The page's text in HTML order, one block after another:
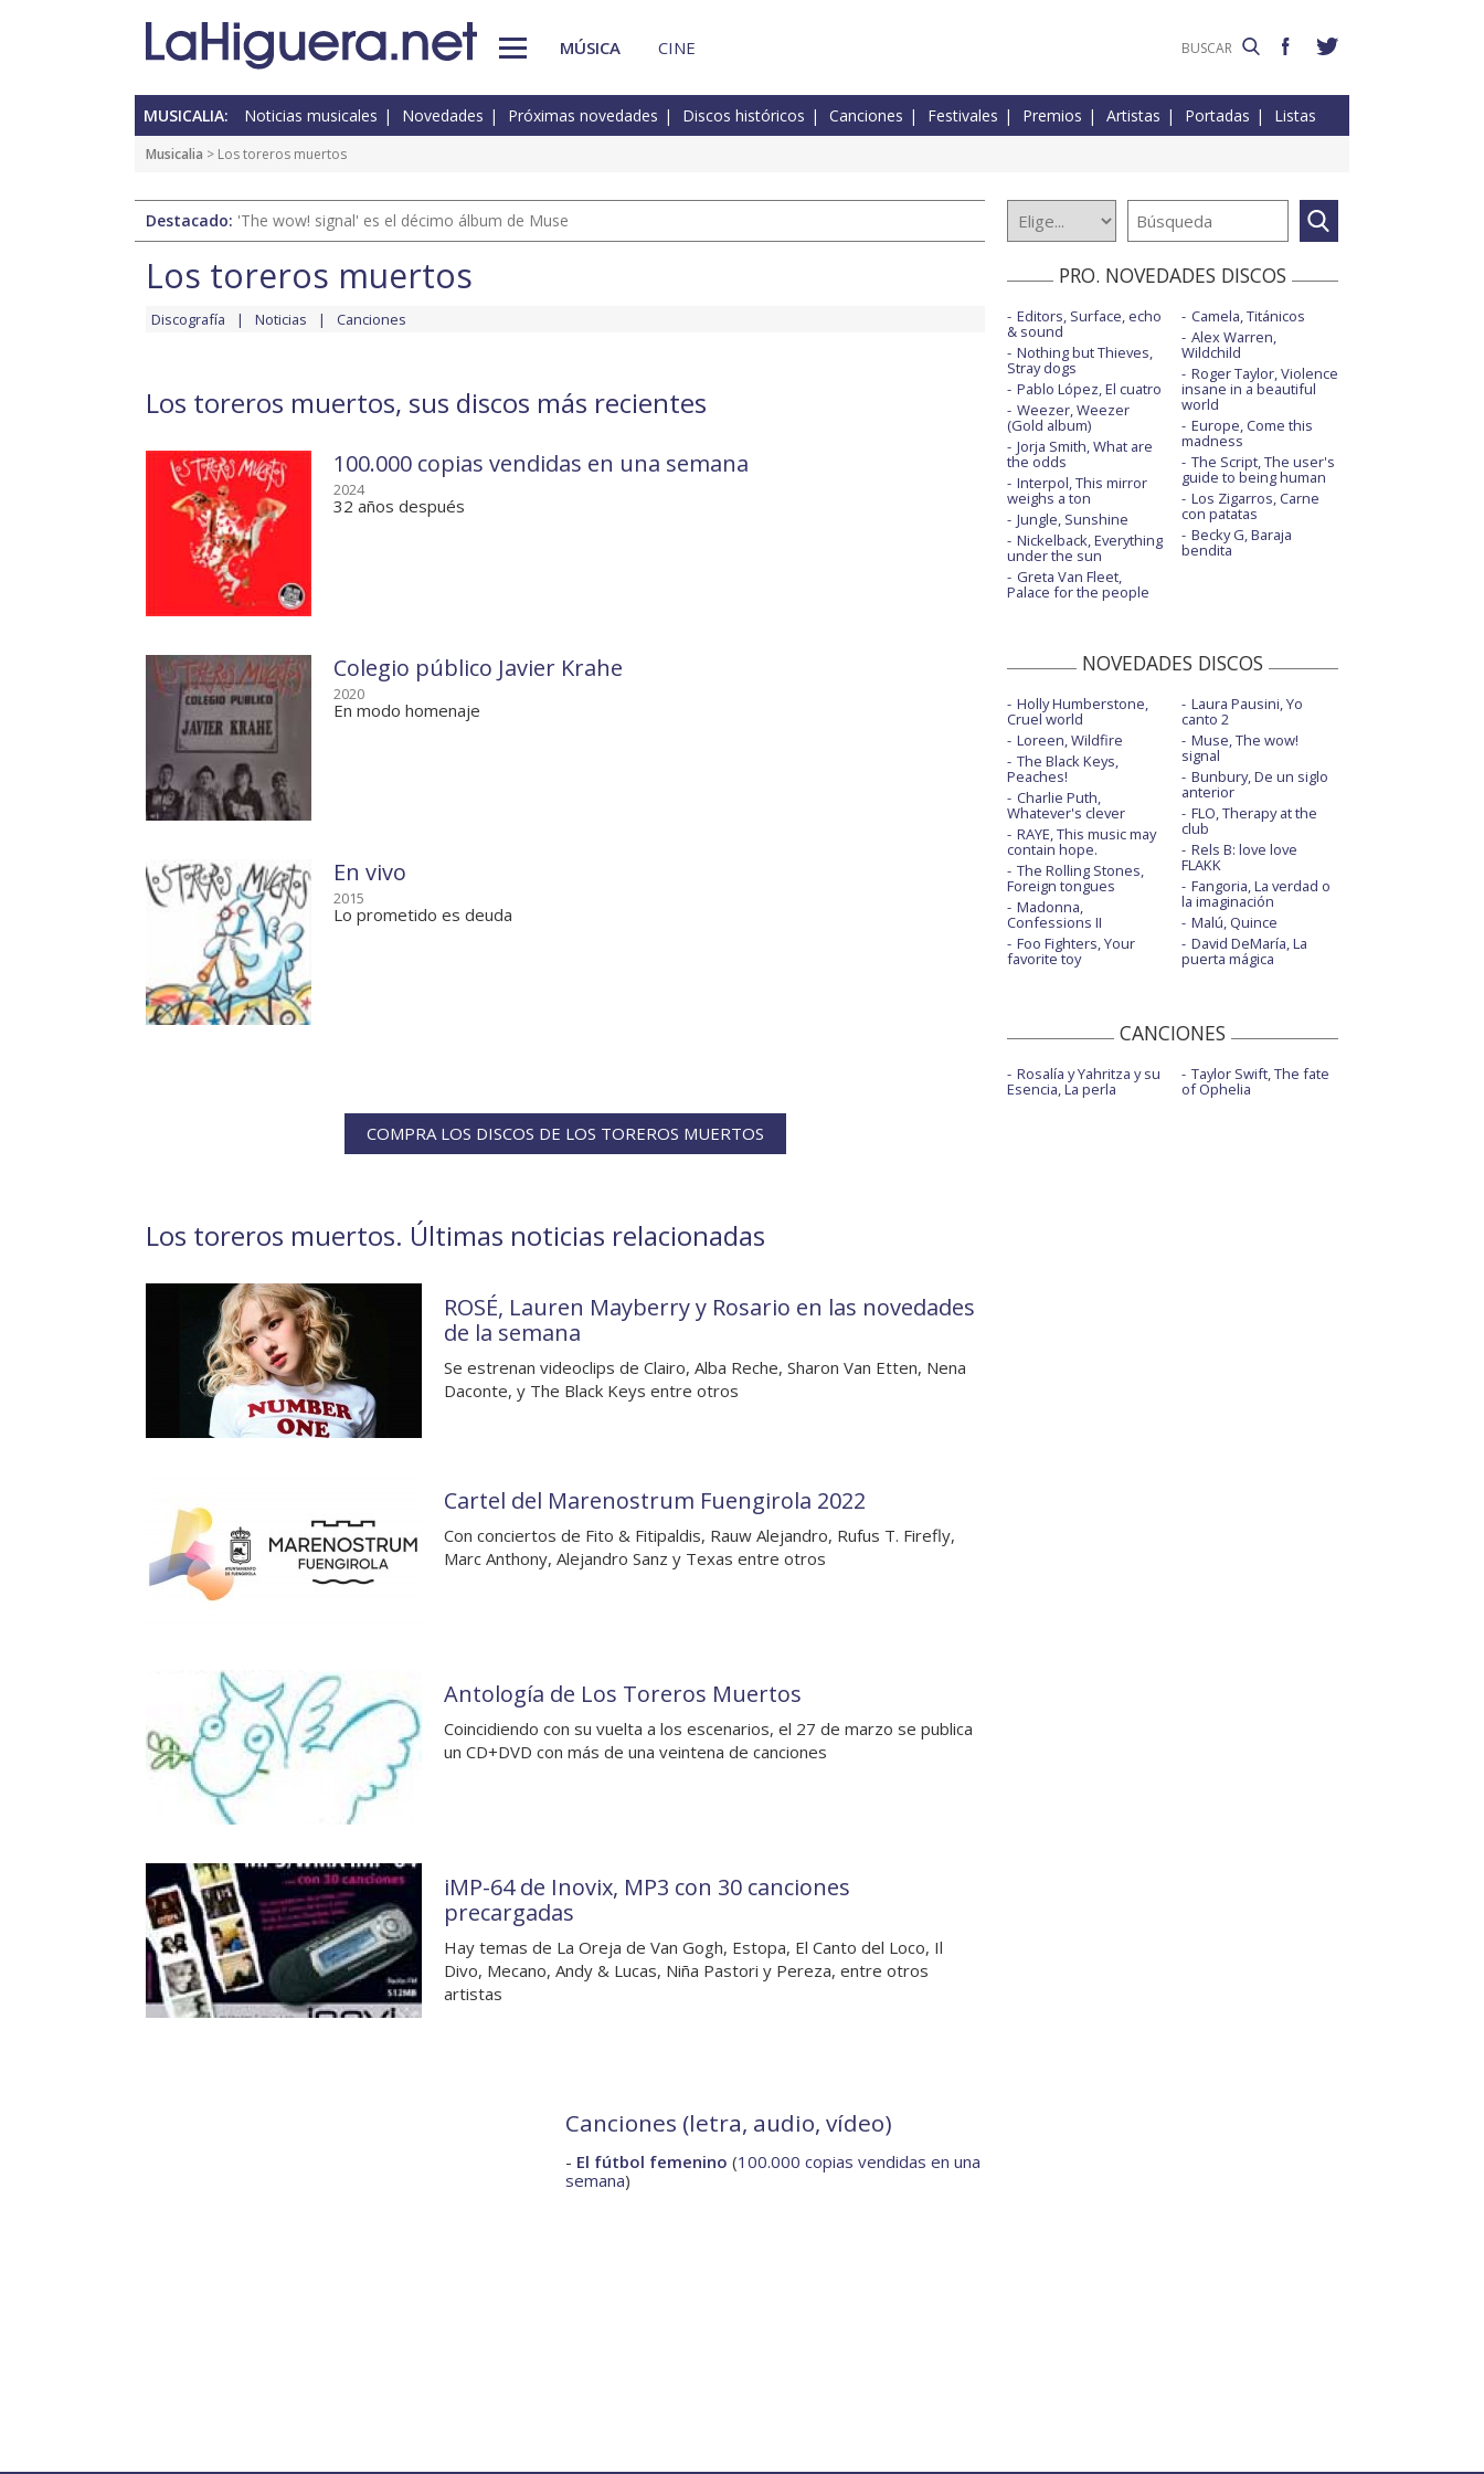
MÚSICA CINE
MUSICALIA: Noticias musicales Novedades Próximas novedades Discos históricos Canciones Festivales Premios Artistas Portadas Listas
Musicalia > Los toreros muertos
Destacado: 'The wow! signal' es el décimo álbum de Muse
Los toreros muertos
Discografía Noticias Canciones
Los toreros muertos, sus discos más recientes
100.000 copias vendidas en una semana
2024
32 años después
Colegio público Javier Krahe
2020
En modo homenaje
En vivo
2015
Lo prometido es deuda
COMPRA LOS DISCOS DE LOS TOREROS MUERTOS
Los toreros muertos. Últimas noticias relacionadas
ROSÉ, Lauren Mayberry y Rosario en las novedades
de la semana
Se estrenan videoclips de Clairo, Alba Reche, Sharon Van Etten, Nena
Daconte, y The Black Keys entre otros
Cartel del Marenostrum Fuengirola 2022
Con conciertos de Fito & Fitipaldis, Rauw Alejandro, Rufus T. Firefly,
Marc Anthony, Alejandro Sanz y Texas entre otros
Antología de Los Toreros Muertos
Coincidiendo con su vuelta a los escenarios, el 27 de marzo se publica
un CD+DVD con más de una veintena de canciones
iMP-64 de Inovix, MP3 con 30 canciones
precargadas
Hay temas de La Oreja de Van Gogh, Estopa, El Canto del Loco, Il
Divo, Mecano, Andy & Lucas, Niña Pastori y Pereza, entre otros
artistas
Canciones (letra, audio, vídeo)
- El fútbol femenino (100.000 copias vendidas en una
semana)
PRO. NOVEDADES DISCOS
Editors, Surface, echo
& sound
Nothing but Thieves,
Stray dogs
Pablo López, El cuatro
Weezer, Weezer
(Gold album)
Jorja Smith, What are
the odds
Interpol, This mirror
weighs a ton
Jungle, Sunshine
Nickelback, Everything
under the sun
Greta Van Fleet,
Palace for the people
Camela, Titánicos
Alex Warren,
Wildchild
Roger Taylor, Violence
insane in a beautiful
world
Europe, Come this
madness
The Script, The user's
guide to being human
Los Zigarros, Carne
con patatas
Becky G, Baraja
bendita
NOVEDADES DISCOS
Holly Humberstone,
Cruel world
Loreen, Wildfire
The Black Keys,
Peaches!
Charlie Puth,
Whatever's clever
RAYE, This music may
contain hope.
The Rolling Stones,
Foreign tongues
Madonna,
Confessions II
Foo Fighters, Your
favorite toy
Laura Pausini, Yo
canto 2
Muse, The wow!
signal
Bunbury, De un siglo
anterior
FLO, Therapy at the
club
Rels B: love love
FLAKK
Fangoria, La verdad o
la imaginación
Malú, Quince
David DeMaría, La
puerta mágica
CANCIONES
Rosalía y Yahritza y su
Esencia, La perla
Taylor Swift, The fate
of Ophelia